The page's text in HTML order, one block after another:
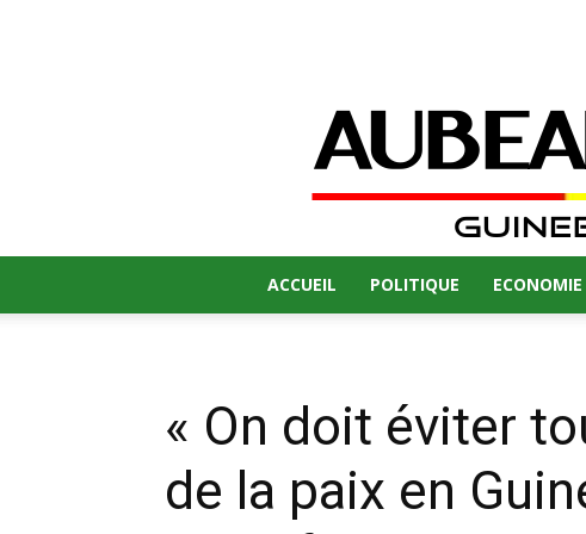
ACCUEIL POLITIQUE ECONOMIE
« On doit éviter
de la paix en